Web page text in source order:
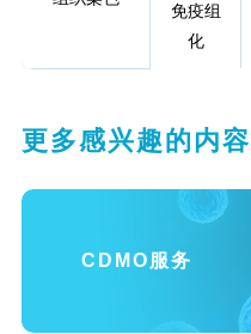
免疫组
化
更多感兴趣的内容
CDMO服务